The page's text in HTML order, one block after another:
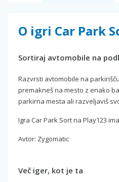
O igri Car Park
Sortiraj avtomobile na
Razvrsti avtomobile na
premakneš na mesto z enako
parkirna mesta ali razveljaviš
Igra Car Park Sort na Play123
Avtor: Zygomatic
Več iger, kot je ta